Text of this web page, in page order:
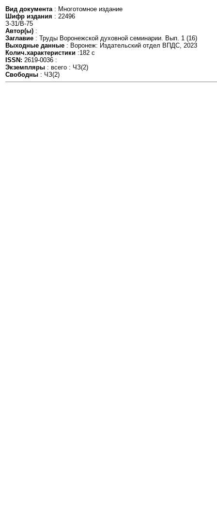
Вид документа: Многотомное издание
Шифр издания : 22496
З-31/В-75
Автор(ы) :
Заглавие : Труды Воронежской духовной семинарии. Вып. 1 (16)
Выходные данные : Воронеж: Издательский отдел ВПДС, 2023
Колич.характеристики :182 с
ISSN: 2619-0036 :
Экземпляры : всего : ЧЗ(2)
Свободны : ЧЗ(2)